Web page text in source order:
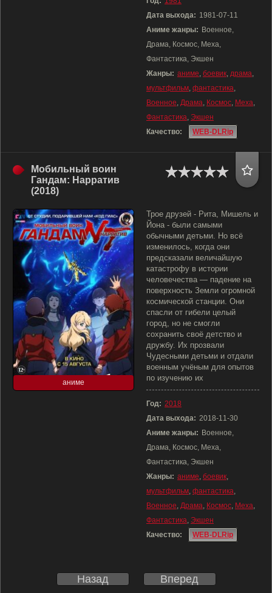
Дата выхода: 1981-07-11
Аниме жанры: Военное,
Драма, Космос, Меха,
Фантастика, Экшен
Жанры: аниме, боевик, драма,
мультфильм, фантастика,
Военное, Драма, Космос, Меха,
Фантастика, Экшен
Качество:
WEB-DLRip
Мобильный воин
Гандам: Нарратив
(2018)
аниме
Трое друзей - Рита, Мишель и
Йона - были самыми
обычными детьми. Но всё
изменилось, когда они
предсказали величайшую
катастрофу в истории
человечества — падение на
поверхность Земли огромной
космической станции. Они
спасли от гибели целый
город, но не смогли
сохранить своё детство и
дружбу. Их прозвали
Чудесными детьми и отдали
военным учёным для опытов
по изучению их
Год: 2018
Дата выхода: 2018-11-30
Аниме жанры: Военное,
Драма, Космос, Меха,
Фантастика, Экшен
Жанры: аниме, боевик,
мультфильм, фантастика,
Военное, Драма, Космос, Меха,
Фантастика, Экшен
Качество:
WEB-DLRip
Назад Вперед